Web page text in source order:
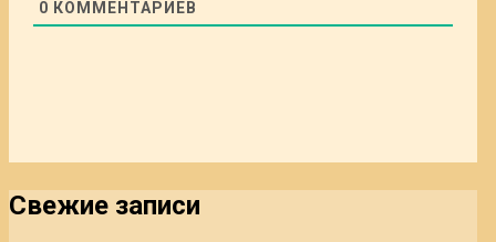
0 КОММЕНТАРИЕВ
Свежие записи